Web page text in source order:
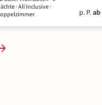
· All Inclusive·
p. P. ab